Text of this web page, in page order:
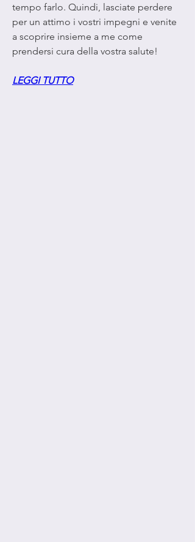
tempo farlo. Quindi, lasciate perdere
per un attimo i vostri impegni e venite
a scoprire insieme a me come
prendersi cura della vostra salute!
LEGGI TUTTO